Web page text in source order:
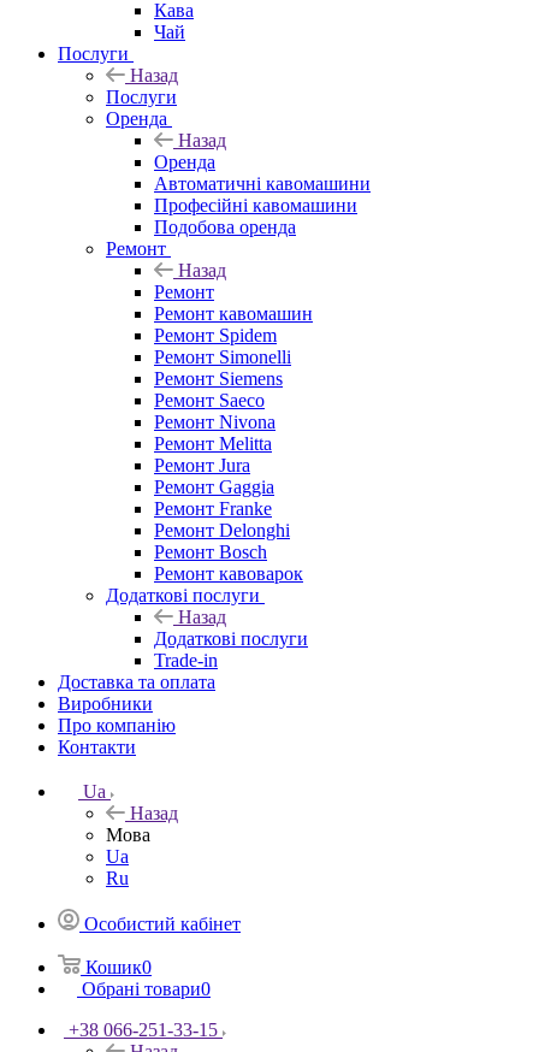
Кава
Чай
Послуги
Назад
Послуги
Оренда
Назад
Оренда
Автоматичні кавомашини
Професійні кавомашини
Подобова оренда
Ремонт
Назад
Ремонт
Ремонт кавомашин
Ремонт Spidem
Ремонт Simonelli
Ремонт Siemens
Ремонт Saeco
Ремонт Nivona
Ремонт Melitta
Ремонт Jura
Ремонт Gaggia
Ремонт Franke
Ремонт Delonghi
Ремонт Bosch
Ремонт кавоварок
Додаткові послуги
Назад
Додаткові послуги
Trade-in
Доставка та оплата
Виробники
Про компанію
Контакти
Ua
Назад
Мова
Ua
Ru
Особистий кабінет
Кошик0
Обрані товари0
+38 066-251-33-15